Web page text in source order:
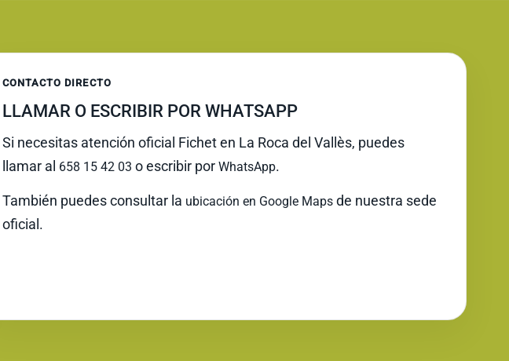
CONTACTO DIRECTO
LLAMAR O ESCRIBIR POR WHATSAPP
Si necesitas atención oficial Fichet en La Roca del Vallès, puedes
llamar al 658 15 42 03 o escribir por WhatsApp.
También puedes consultar la ubicación en Google Maps de nuestra sede
oficial.